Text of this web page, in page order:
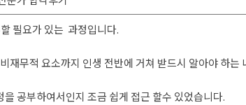
필요가 있는 과정입니다.
재무적 요소까지 인생 전반에 거쳐 받드시 알아야 하
공부하여서인지 조금 쉽게 접근 할수 있었습니다.